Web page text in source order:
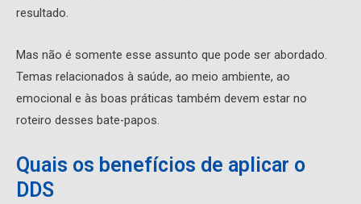
resultado.
Mas não é somente esse assunto que pode ser abordado.
Temas relacionados à saúde, ao meio ambiente, ao
emocional e às boas práticas também devem estar no
roteiro desses bate-papos.
Quais os benefícios de aplicar o
DDS